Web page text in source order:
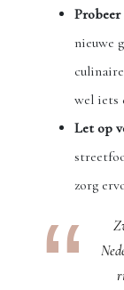
nieuwe
wel iets
Let op
zorg